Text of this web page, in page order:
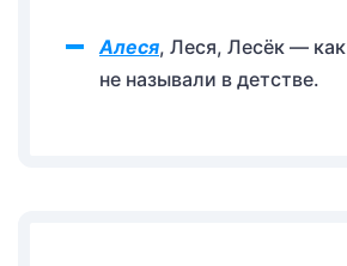
Алеся, Леся, Лесёк —
не называли в детстве.